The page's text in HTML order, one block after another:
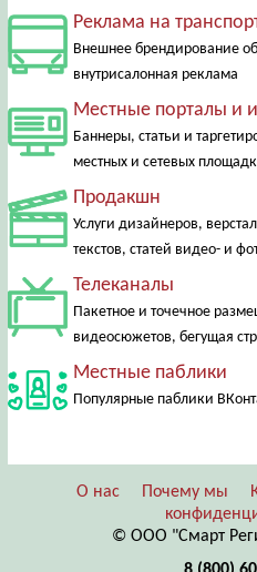
Реклама на
Внешнее брендирование
внутрисалонная реклама
Местные порталы и
Баннеры, статьи и
местных и сетевых
Продакшн
Услуги дизайнеров,
текстов, статей видео- и
Телеканалы
Пакетное и точечное
видеосюжетов, бегущая
Местные паблики
Популярные паблики
О нас Почему мы
© ООО "Смарт